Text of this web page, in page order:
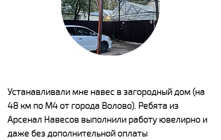
Устанавливали мне навес в загородный дом (на
48 км по М4 от города Волово). Ребята из
Арсенал Навесов выполнили работу ювелирно и
даже без дополнительной оплаты